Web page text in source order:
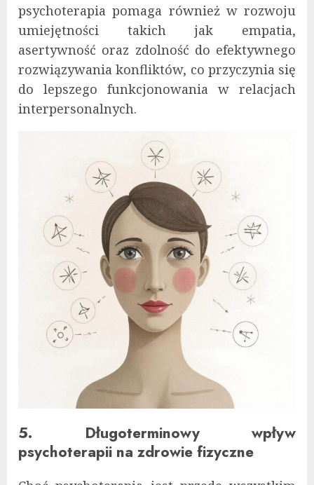
psychoterapia pomaga również w rozwoju
umiejętności takich jak empatia,
asertywność oraz zdolność do efektywnego
rozwiązywania konfliktów, co przyczynia się
do lepszego funkcjonowania w relacjach
interpersonalnych.
5. Długoterminowy wpływ
psychoterapii na zdrowie fizyczne